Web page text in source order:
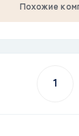
Похожие
1